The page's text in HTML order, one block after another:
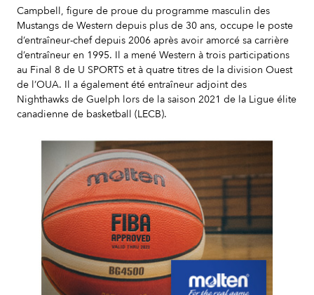
Campbell, figure de proue du programme masculin des
Mustangs de Western depuis plus de 30 ans, occupe le poste
d’entraîneur-chef depuis 2006 après avoir amorcé sa carrière
d’entraîneur en 1995. Il a mené Western à trois participations
au Final 8 de U SPORTS et à quatre titres de la division Ouest
de l’OUA. Il a également été entraîneur adjoint des
Nighthawks de Guelph lors de la saison 2021 de la Ligue élite
canadienne de basketball (LECB).